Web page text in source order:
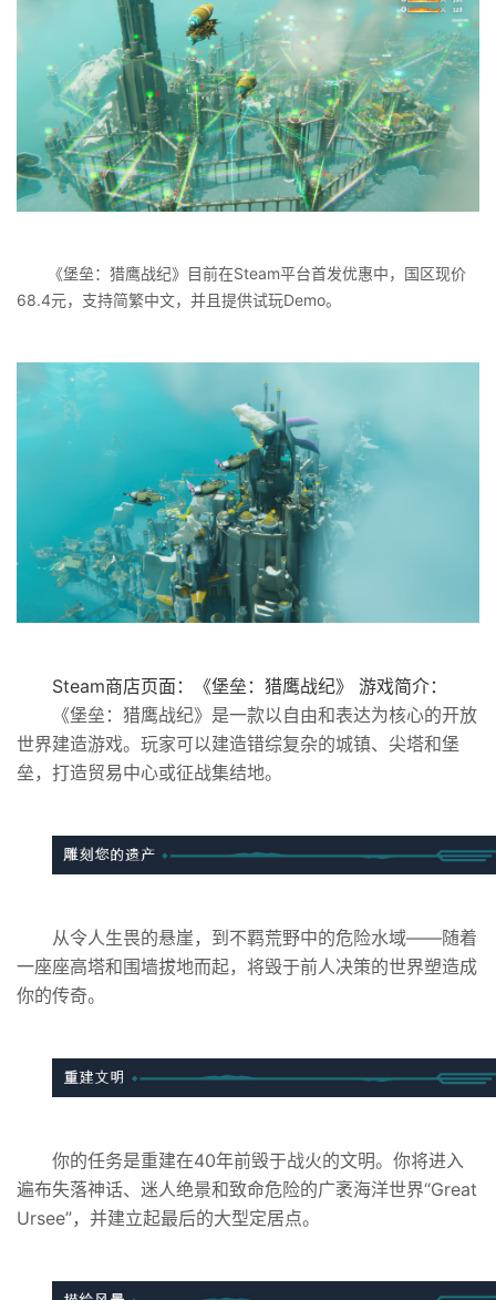
《堡垒：猎鹰战纪》目前在Steam平台首发优惠中，国区现价
68.4元，支持简繁中文，并且提供试玩Demo。
Steam商店页面：《堡垒：猎鹰战纪》 游戏简介：
《堡垒：猎鹰战纪》是一款以自由和表达为核心的开放
世界建造游戏。玩家可以建造错综复杂的城镇、尖塔和堡
垒，打造贸易中心或征战集结地。
从令人生畏的悬崖，到不羁荒野中的危险水域——随着
一座座高塔和围墙拔地而起，将毁于前人决策的世界塑造成
你的传奇。
你的任务是重建在40年前毁于战火的文明。你将进入
遍布失落神话、迷人绝景和致命危险的广袤海洋世界“Great
Ursee”，并建立起最后的大型定居点。